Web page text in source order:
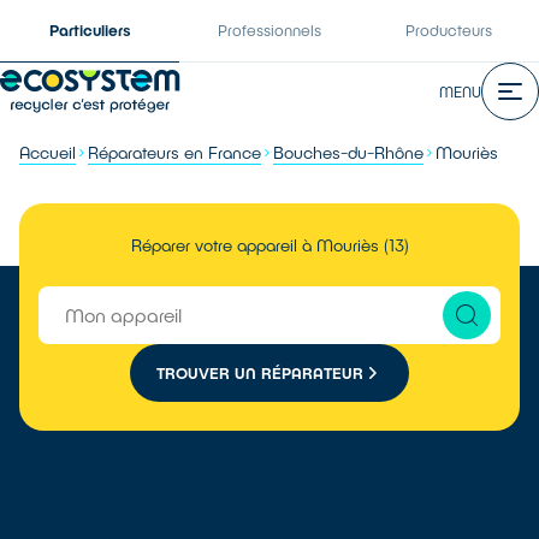
Particuliers Professionnels Producteurs
MENU
Accueil Réparateurs en France Bouches-du-Rhône Mouriès
Réparer votre appareil à Mouriès (13)
TROUVER UN RÉPARATEUR